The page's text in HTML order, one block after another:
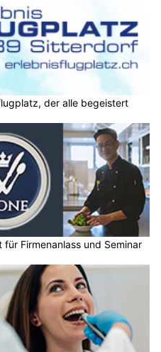
der alle begeistert
Firmenanlass und Seminar